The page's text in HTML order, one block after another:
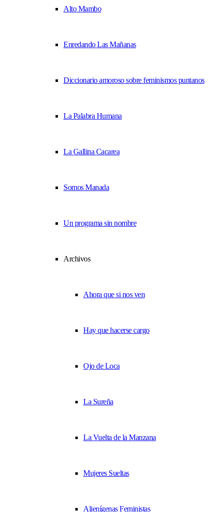
Alto Mambo
Enredando Las Mañanas
Diccionario amoroso sobre feminismos puntanos
La Palabra Humana
La Gallina Cacarea
Somos Manada
Un programa sin nombre
Archivos
Ahora que si nos ven
Hay que hacerse cargo
Ojo de Loca
La Sureña
La Vuelta de la Manzana
Mujeres Sueltas
Alienígenas Feministas